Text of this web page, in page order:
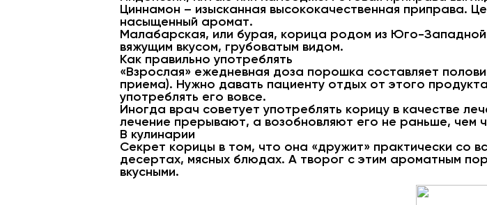
Циннамон – изысканная высококачественная приправа.
насыщенный аромат.
Малабарская, или бурая, корица родом из Юго-
вяжущим вкусом, грубоватым видом.
Как правильно употреблять
«Взрослая» ежедневная доза порошка составляет
приема). Нужно давать пациенту отдых от этого
употреблять его вовсе.
Иногда врач советует употреблять корицу в качестве
лечение прерывают, а возобновляют его не раньше, чем
В кулинарии
Секрет корицы в том, что она «дружит» практически со
десертах, мясных блюдах. А творог с этим ароматным
вкусными.